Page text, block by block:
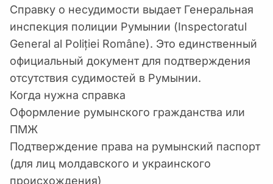
Справку о несудимости выдает Генеральная
инспекция полиции Румынии (Inspectoratul
General al Poliției Române). Это единственный
официальный документ для подтверждения
отсутствия судимостей в Румынии.
Когда нужна справка
Оформление румынского гражданства или
ПМЖ
Подтверждение права на румынский паспорт
(для лиц молдавского и украинского
происхождения)